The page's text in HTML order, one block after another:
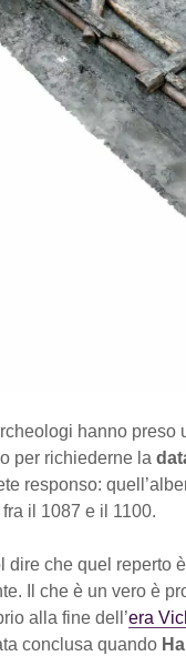
hanno preso
per richiederne la
responso:
il 1087 e il 1100.
dire che quel reperto è
Il che è un vero è
alla fine dell’era
conclusa quando